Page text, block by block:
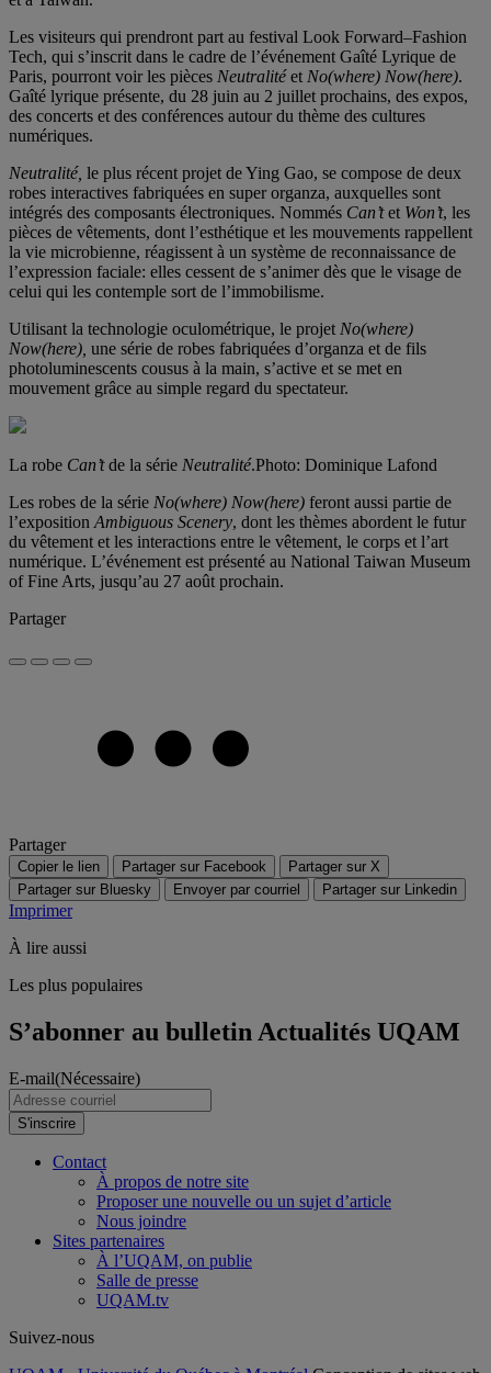
Les visiteurs qui prendront part au festival Look Forward–Fashion
Tech, qui s’inscrit dans le cadre de l’événement Gaîté Lyrique de
Paris, pourront voir les pièces NeutralitéetNo(where) Now(here).
Gaîté lyrique présente, du 28 juin au 2 juillet prochains, des expos,
des concerts et des conférences autour du thème des cultures
numériques.
Neutralité, le plus récent projet de Ying Gao, se compose de deux
robes interactives fabriquées en super organza, auxquelles sont
intégrés des composants électroniques. Nommés Can’tet Won’t, les
pièces de vêtements, dont l’esthétique et les mouvements rappellent
la vie microbienne, réagissent à un système de reconnaissance de
l’expression faciale: elles cessent de s’animer dès que le visage de
celui qui les contemple sort de l’immobilisme.
Utilisant la technologie oculométrique, le projetNo(where)
Now(here), une série de robes fabriquées d’organza et de fils
photoluminescents cousus à la main, s’active et se met en
mouvement grâce au simple regard du spectateur.
La robe Can’tde la série Neutralité.Photo: Dominique Lafond
Les robes de la série No(where) Now(here) feront aussi partie de
l’expositionAmbiguous Scenery, dont les thèmes abordent le futur
du vêtement et les interactions entre le vêtement, le corps et l’art
numérique. L’événement est présenté au National Taiwan Museum
of Fine Arts, jusqu’au 27 août prochain.
Partager
Partager
Copier le lien Partager sur Facebook
Partager sur X
Partager sur Bluesky
Envoyer par courriel Partager sur Linkedin
Imprimer
À lire aussi
Les plus populaires
S’abonner au bulletin Actualités UQAM
E-mail(Nécessaire)
S'inscrire
Contact
À propos de notre site
Proposer une nouvelle ou un sujet d’article
Nous joindre
Sites partenaires
À l’UQAM, on publie
Salle de presse
UQAM.tv
Suivez-nous